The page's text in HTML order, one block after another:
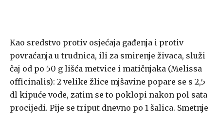
Kao sredstvo protiv osjećaja gađenja i protiv
povraćanja u trudnica, ili za smirenje živaca, služi
čaj od po 50 g lišća metvice i matičnjaka (Melissa
officinalis): 2 velike žlice mjšavine popare se s 2,5
dl kipuće vode, zatim se to poklopi nakon pol sata
procijedi. Pije se triput dnevno po 1 šalica. Smetnje